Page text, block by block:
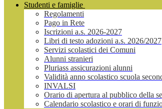
Studenti e famiglie
Regolamenti
Pago in Rete
Iscrizioni a.s. 2026-2027
Libri di testo adozioni a.s. 2026/2027
Servizi scolastici dei Comuni
Alunni stranieri
Pluriass assicurazioni alunni
Validità anno scolastico scuola
INVALSI
Orario di apertura al pubblico della
Calendario scolastico e orari di